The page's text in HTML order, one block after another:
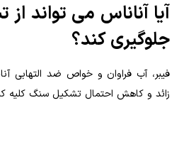
آیا آناناس می تواند
جلوگیری کند؟
فیبر، آب فراوان و خواص ضد التهابی
زائد و کاهش احتمال تشکیل سنگ کلیه